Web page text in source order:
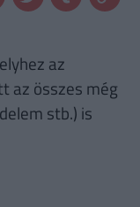
az
az összes még
stb.) is